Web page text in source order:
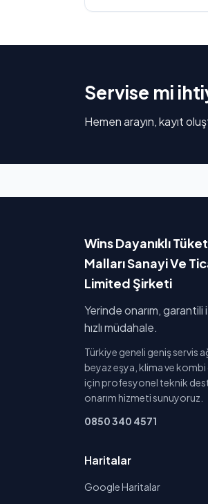
Servise mi
Hemen arayın, kayıt
Wins Dayanıklı
Malları Sanayi Ve
Limited Şirketi
Yerinde onarım, garantili
hızlı müdahale.
Türkiye geneli geniş servis
beyaz eşya, klima ve kombi
için profesyonel teknik
onarım hizmeti sunuyoruz.
0850 340 4571
Haritalar
Google Haritalar